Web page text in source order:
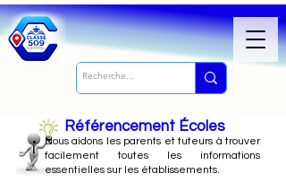
Référencement Écoles
Nousaidons les parents et tuteurs à trouver
facilement toutes les informations
essentielles sur les établissements.